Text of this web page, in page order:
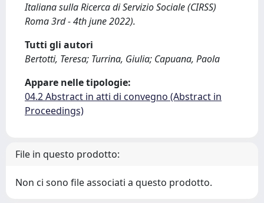
Italiana sulla Ricerca di Servizio Sociale (CIRSS)
Roma 3rd - 4th june 2022).
Tutti gli autori
Bertotti, Teresa; Turrina, Giulia; Capuana, Paola
Appare nelle tipologie:
04.2 Abstract in atti di convegno (Abstract in
Proceedings)
File in questo prodotto:
Non ci sono file associati a questo prodotto.